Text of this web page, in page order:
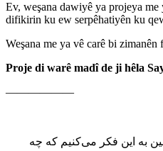
Ev, weşana dawiyê ya projeya
difikirin ku ew serpêhatiyên ku
Weşana me ya vê carê bi zimanên
Proje di warê madî de ji hêla
——————
به این فکر می‌کنیم که چه